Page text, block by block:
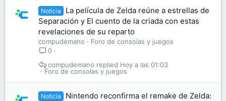
Noticia
La película de Zelda reúne a estrellas de
Separación y El cuento de la criada con estas
revelaciones de su reparto
compudemano
Foro de consolas y juegos
0
Foro de consolas y juegos
Hoy a las 01:03
compudemano
Noticia
Nintendo reconfirma el remake de Zelda: